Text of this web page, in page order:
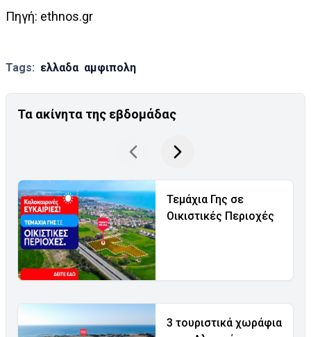
Πηγή: ethnos.gr
Tags: ελλαδα αμφιπολη
Τα ακίνητα της εβδομάδας
Τεμάχια Γης σε
Οικιστικές Περιοχές
3 τουριστικά χωράφια